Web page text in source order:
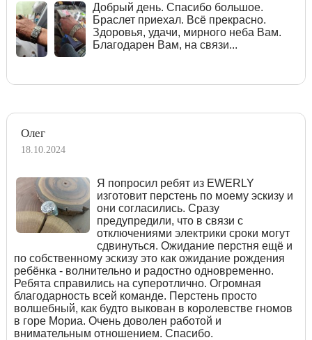
Добрый день. Спасибо большое.
Браслет приехал. Всё прекрасно.
Здоровья, удачи, мирного неба Вам.
Благодарен Вам, на связи...
Олег
18.10.2024
Я попросил ребят из EWERLY
изготовит перстень по моему эскизу и
они согласились. Сразу
предупредили, что в связи с
отключениями электрики сроки могут
сдвинуться. Ожидание перстня ещё и
по собственному эскизу это как ожидание рождения
ребёнка - волнительно и радостно одновременно.
Ребята справились на суперотлично. Огромная
благодарность всей команде. Перстень просто
волшебный, как будто выкован в королевстве гномов
в горе Мориа. Очень доволен работой и
внимательным отношением. Спасибо.